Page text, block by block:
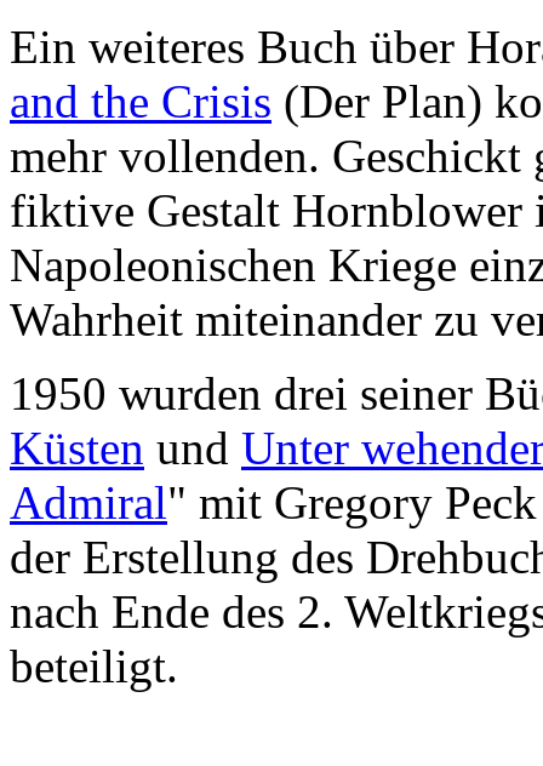
Ein weiteres Buch über
and the Crisis (Der Plan)
mehr vollenden. Geschickt
fiktive Gestalt Hornblower
Napoleonischen Kriege
Wahrheit miteinander zu
1950 wurden drei seiner
Küsten und Unter
Admiral" mit Gregory
der Erstellung des
nach Ende des 2.
beteiligt.